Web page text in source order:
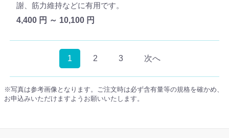
謝、筋力維持などに有用です。
4,400 円 ～ 10,100 円
1 2 3 次へ
※写真は参考画像となります。ご注文時は必ず含有量等の規格を確かめ、
お申込みいただけますようお願いいたします。